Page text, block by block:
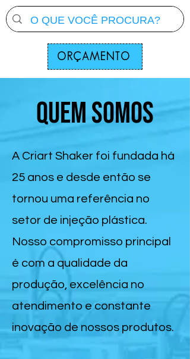
ORÇAMENTO
A Criart Shaker foi fundada há
25 anos e desde então se
tornou uma referência no
setor de injeção plástica.
Nosso compromisso principal
é com a qualidade da
produção, excelência no
atendimento e constante
inovação de nossos produtos.
Quem somos